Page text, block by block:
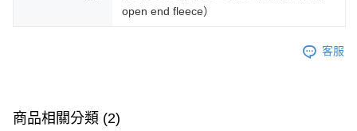
open end fleece）
客服
商品相關分類 (2)